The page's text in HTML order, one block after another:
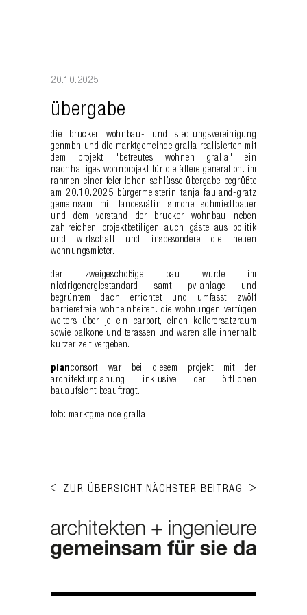
20.10.2025
übergabe
die brucker wohnbau- und siedlungsvereinigung
genmbh und die marktgemeinde gralla realisierten mit
dem projekt "betreutes wohnen gralla" ein
nachhaltiges wohnprojekt für die ältere generation. im
rahmen einer feierlichen schlüsselübergabe begrüßte
am 20.10.2025 bürgermeisterin tanja fauland-gratz
gemeinsam mit landesrätin simone schmiedtbauer
und dem vorstand der brucker wohnbau neben
zahlreichen projektbetiligen auch gäste aus politik
und wirtschaft und insbesondere die neuen
wohnungsmieter.
der zweigeschoßige bau wurde im
niedrigenergiestandard samt pv-anlage und
begrüntem dach errichtet und umfasst zwölf
barrierefreie wohneinheiten. die wohnungen verfügen
weiters über je ein carport, einen kellerersatzraum
sowie balkone und terassen und waren alle innerhalb
kurzer zeit vergeben.
planconsort war bei diesem projekt mit der
architekturplanung inklusive der örtlichen
bauaufsicht beauftragt.
foto: marktgmeinde gralla
ZUR ÜBERSICHT NÄCHSTER BEITRAG